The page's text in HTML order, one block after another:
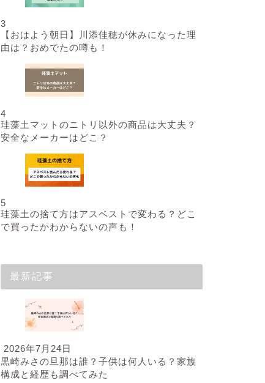
3
【おはよう朝日】川添佳穂が休みになった理
由は？おめでたの噂も！
4
珪藻土マットのニトリ以外の商品は大丈夫？
安全なメーカーはどこ？
5
珪藻土の捨て方はアスベストで変わる？どこ
で買ったかわからないの声も！
最新記事
2026年7月24日
黒崎みさの旦那は誰？子供は何人いる？家族
構成と経歴も調べてみた